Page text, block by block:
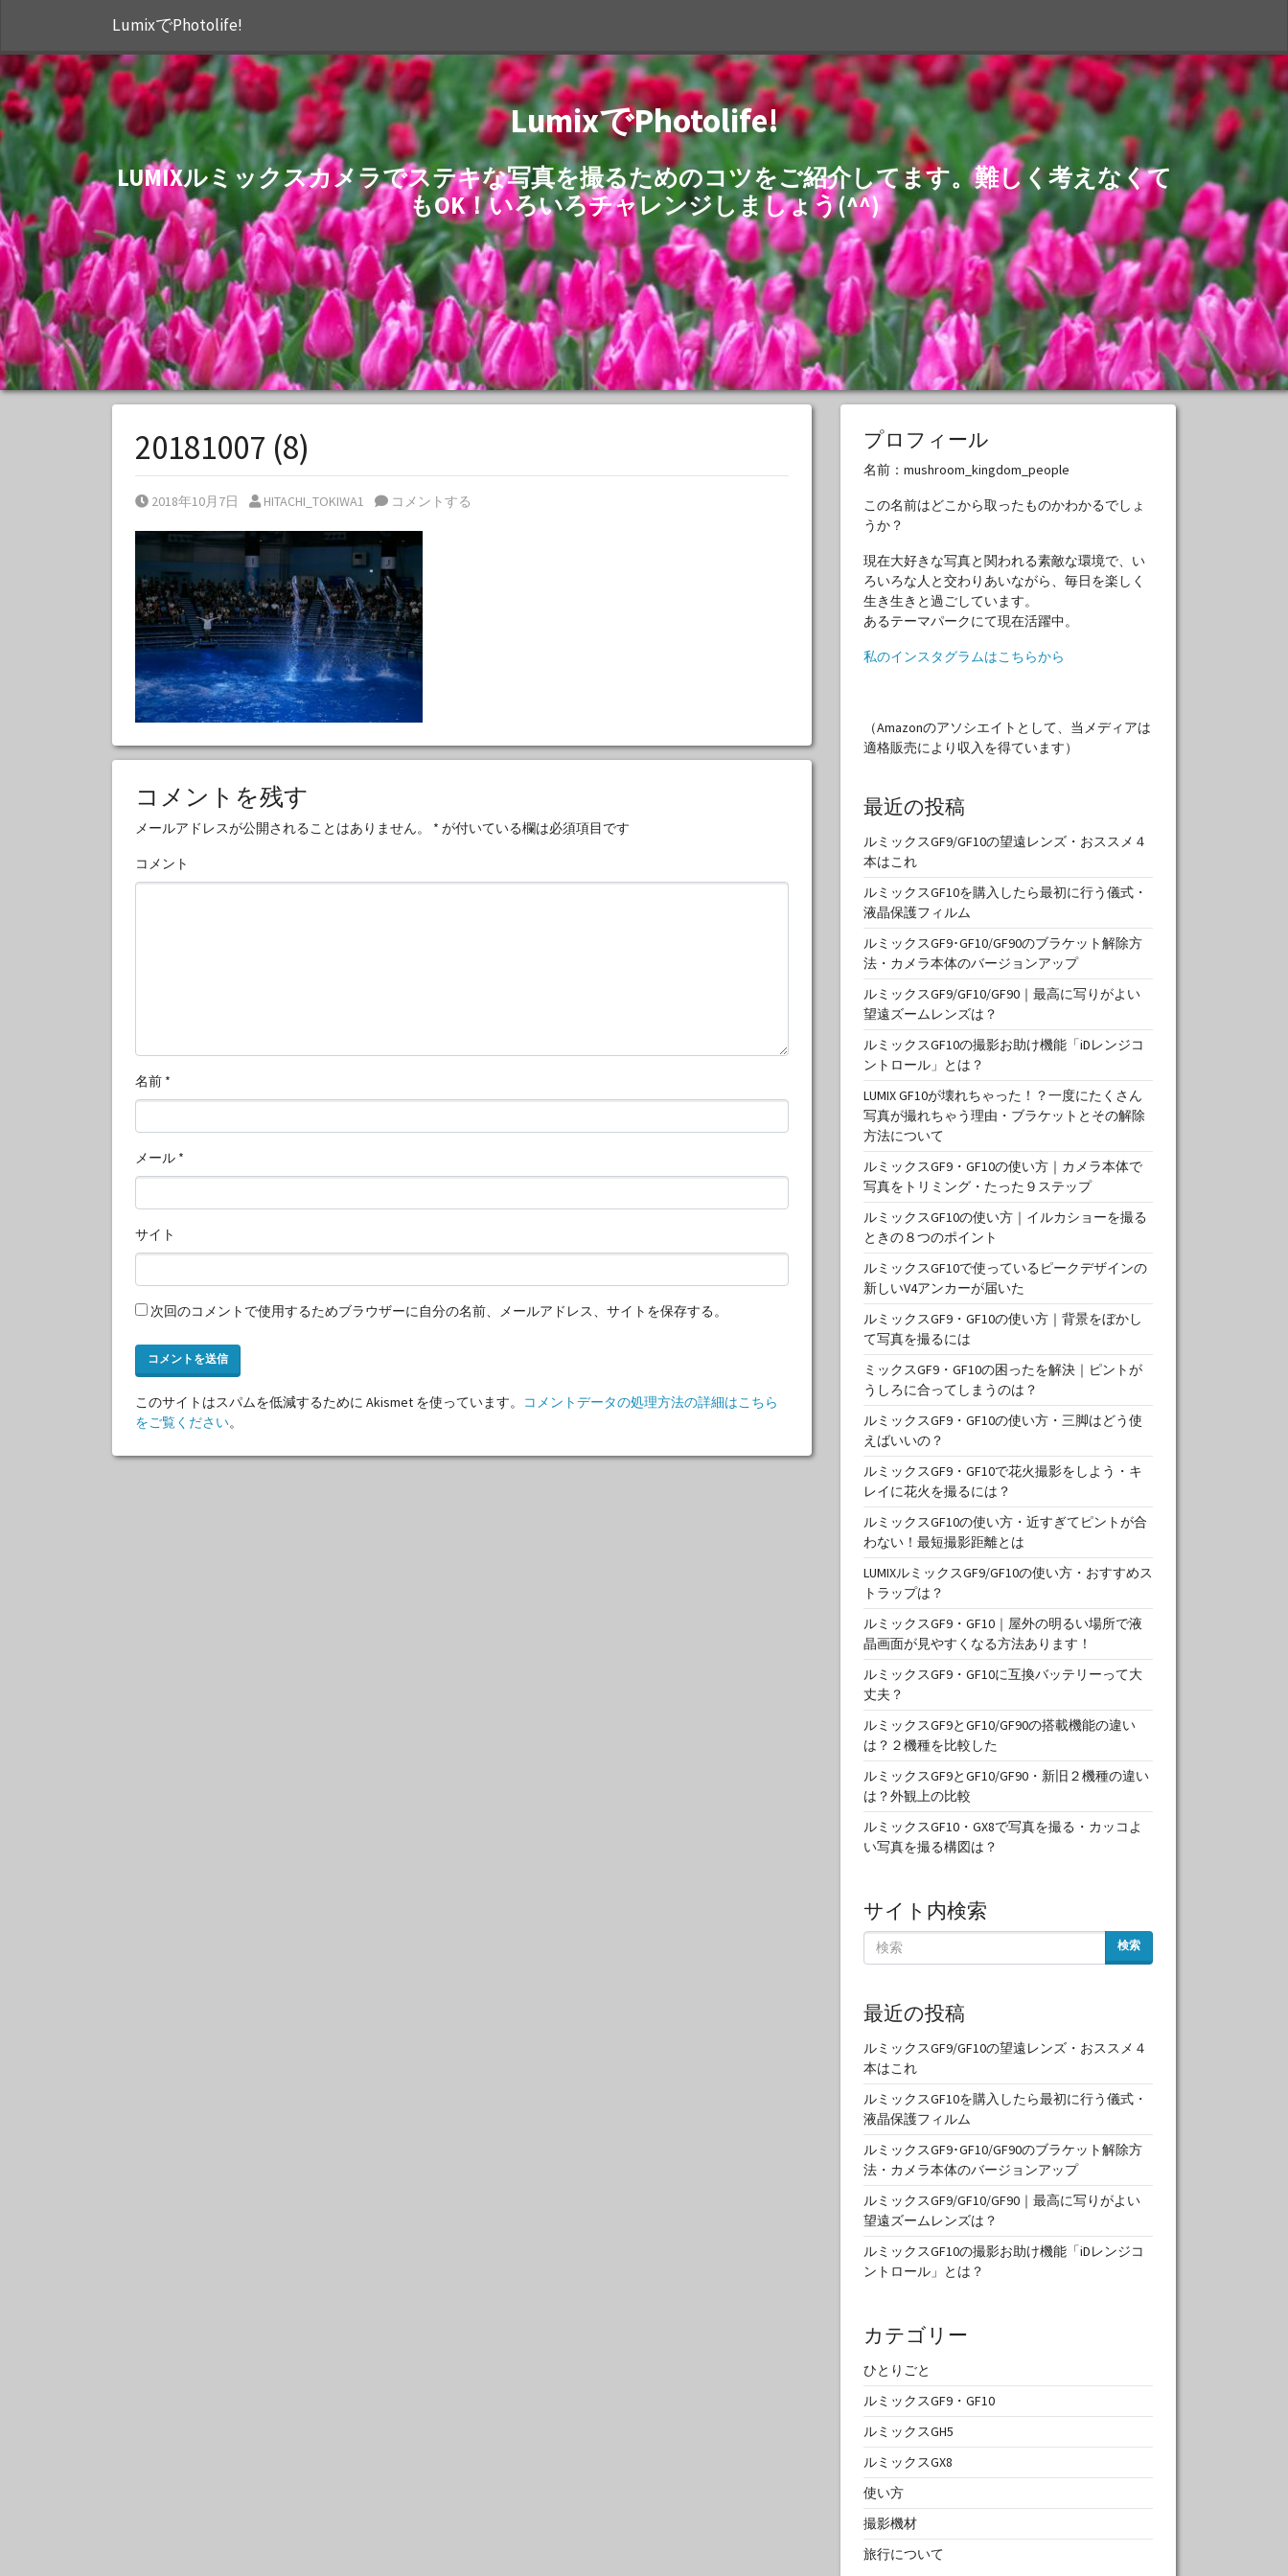
LumixでPhotolife!
LumixでPhotolife!
LUMIXルミックスカメラでステキな写真を撮るためのコツをご紹介してます。難しく考えなくて
もOK！いろいろチャレンジしましょう(^^)
20181007 (8)
Posted on
2018年10月7日 Posted by
HITACHI_TOKIWA1 コメントする
コメントを残す
メールアドレスが公開されることはありません。 * が付いている欄は必須項目です
コメント
名前 *
メール *
サイト
次回のコメントで使用するためブラウザーに自分の名前、メールアドレス、サイトを保存する。
このサイトはスパムを低減するために Akismet を使っています。
コメントデータの処理方法の詳細はこちら
をご覧ください。
プロフィール
名前：mushroom_kingdom_people
この名前はどこから取ったものかわかるでしょ
うか？
現在大好きな写真と関われる素敵な環境で、い
ろいろな人と交わりあいながら、毎日を楽しく
生き生きと過ごしています。
あるテーマパークにて現在活躍中。
私のインスタグラムはこちらから
（Amazonのアソシエイトとして、当メディアは
適格販売により収入を得ています）
最近の投稿
ルミックスGF9/GF10の望遠レンズ・おススメ４
本はこれ
ルミックスGF10を購入したら最初に行う儀式・
液晶保護フィルム
ルミックスGF9･GF10/GF90のブラケット解除方
法・カメラ本体のバージョンアップ
ルミックスGF9/GF10/GF90｜最高に写りがよい
望遠ズームレンズは？
ルミックスGF10の撮影お助け機能「iDレンジコ
ントロール」とは？
LUMIX GF10が壊れちゃった！？一度にたくさん
写真が撮れちゃう理由・ブラケットとその解除
方法について
ルミックスGF9・GF10の使い方｜カメラ本体で
写真をトリミング・たった９ステップ
ルミックスGF10の使い方｜イルカショーを撮る
ときの８つのポイント
ルミックスGF10で使っているピークデザインの
新しいV4アンカーが届いた
ルミックスGF9・GF10の使い方｜背景をぼかし
て写真を撮るには
ミックスGF9・GF10の困ったを解決｜ピントが
うしろに合ってしまうのは？
ルミックスGF9・GF10の使い方・三脚はどう使
えばいいの？
ルミックスGF9・GF10で花火撮影をしよう・キ
レイに花火を撮るには？
ルミックスGF10の使い方・近すぎてピントが合
わない！最短撮影距離とは
LUMIXルミックスGF9/GF10の使い方・おすすめス
トラップは？
ルミックスGF9・GF10｜屋外の明るい場所で液
晶画面が見やすくなる方法あります！
ルミックスGF9・GF10に互換バッテリーって大
丈夫？
ルミックスGF9とGF10/GF90の搭載機能の違い
は？２機種を比較した
ルミックスGF9とGF10/GF90・新旧２機種の違い
は？外観上の比較
ルミックスGF10・GX8で写真を撮る・カッコよ
い写真を撮る構図は？
サイト内検索
検索
最近の投稿
ルミックスGF9/GF10の望遠レンズ・おススメ４
本はこれ
ルミックスGF10を購入したら最初に行う儀式・
液晶保護フィルム
ルミックスGF9･GF10/GF90のブラケット解除方
法・カメラ本体のバージョンアップ
ルミックスGF9/GF10/GF90｜最高に写りがよい
望遠ズームレンズは？
ルミックスGF10の撮影お助け機能「iDレンジコ
ントロール」とは？
カテゴリー
ひとりごと
ルミックスGF9・GF10
ルミックスGH5
ルミックスGX8
使い方
撮影機材
旅行について